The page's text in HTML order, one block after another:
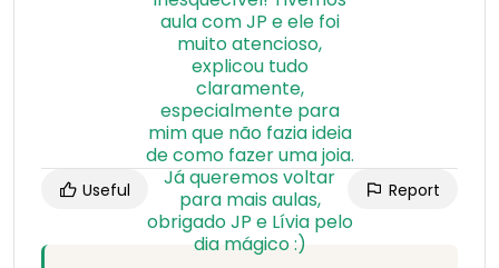
Useful Report